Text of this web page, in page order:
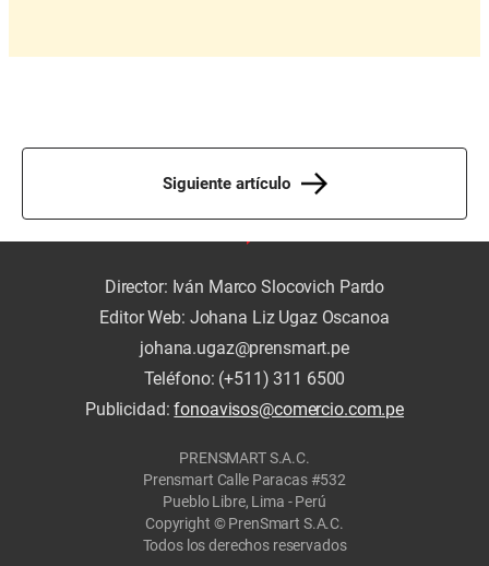
Siguiente artículo
Director: Iván Marco Slocovich Pardo
Editor Web: Johana Liz Ugaz Oscanoa
johana.ugaz@prensmart.pe
Teléfono: (+511) 311 6500
Publicidad:fonoavisos@comercio.com.pe
PRENSMART S.A.C.
Prensmart Calle Paracas #532
Pueblo Libre, Lima - Perú
Copyright © PrenSmart S.A.C.
Todos los derechos reservados